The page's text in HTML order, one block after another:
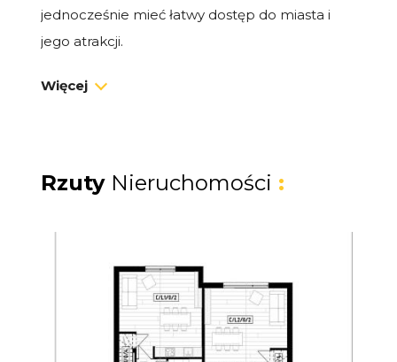
jednocześnie mieć łatwy dostęp do miasta i
jego atrakcji.
Dom premium 64,6 m² z ogrodem
postojowym. To idealna przestrzeń zarówno
na własne wakacje i weekendy, jak i na
Układ domu:
Salon z aneksem kuchennym i wyjściem
Więcej
Rzuty Nieruchomości :